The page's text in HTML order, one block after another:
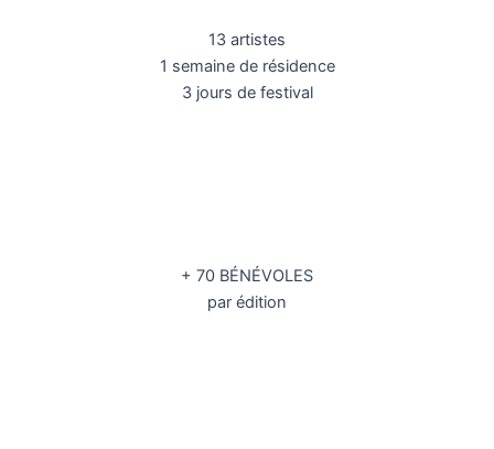
13 artistes
1 semaine de résidence
3 jours de festival
+ 70 BÉNÉVOLES
par édition